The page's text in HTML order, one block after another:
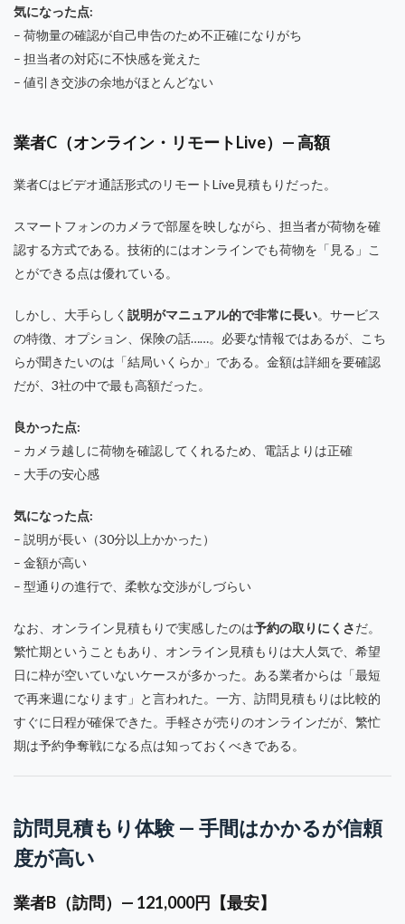
気になった点:
– 荷物量の確認が自己申告のため不正確になりがち
– 担当者の対応に不快感を覚えた
– 値引き交渉の余地がほとんどない
業者C（オンライン・リモートLive）— 高額
業者Cはビデオ通話形式のリモートLive見積もりだった。
スマートフォンのカメラで部屋を映しながら、担当者が荷物を確
認する方式である。技術的にはオンラインでも荷物を「見る」こ
とができる点は優れている。
しかし、大手らしく 説明がマニュアル的で非常に長い。サービス
の特徴、オプション、保険の話……。必要な情報ではあるが、こち
らが聞きたいのは「結局いくらか」である。金額は詳細を要確認
だが、3社の中で最も高額だった。
良かった点:
– カメラ越しに荷物を確認してくれるため、電話よりは正確
– 大手の安心感
気になった点:
– 説明が長い（30分以上かかった）
– 金額が高い
– 型通りの進行で、柔軟な交渉がしづらい
なお、オンライン見積もりで実感したのは予約の取りにくさだ。
繁忙期ということもあり、オンライン見積もりは大人気で、希望
日に枠が空いていないケースが多かった。ある業者からは「最短
で再来週になります」と言われた。一方、訪問見積もりは比較的
すぐに日程が確保できた。手軽さが売りのオンラインだが、繁忙
期は予約争奪戦になる点は知っておくべきである。
訪問見積もり体験 — 手間はかかるが信頼
度が高い
業者B（訪問）— 121,000円【最安】